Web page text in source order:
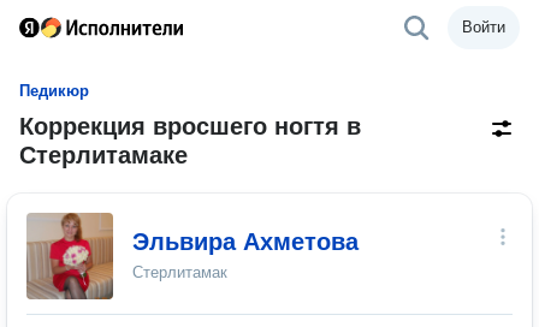
Войти
Педикюр
Коррекция вросшего ногтя в
Стерлитамаке
Эльвира Ахметова
Стерлитамак